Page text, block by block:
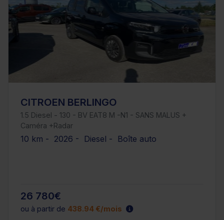
CITROEN BERLINGO
1.5 Diesel - 130 - BV EAT8 M -N1 - SANS MALUS +
Caméra +Radar
10 km - 2026 - Diesel - Boîte auto
26 780€
ou à partir de 438.94 €/mois